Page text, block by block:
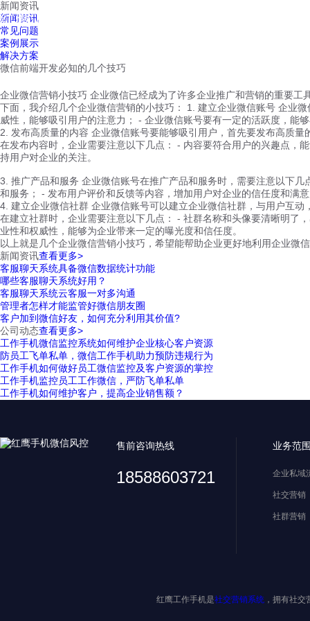
红鹰工作手机
新闻资讯
新闻资讯
常见问题
案例展示
解决方案
微信前端开发必知的几个技巧
企业微信营销小技巧 企业微信已经成为了许多企业推广和营销的重要
下面，我介绍几个企业微信营销的小技巧： 1. 建立企业微信账号 企业
威性，能够吸引用户的注意力； - 企业微信账号要有一定的活跃度，能
2. 发布高质量的内容 企业微信账号要能够吸引用户，首先要发布高质量
在发布内容时，企业需要注意以下几点： - 内容要符合用户的兴趣点，
持用户对企业的关注。
3. 推广产品和服务 企业微信账号在推广产品和服务时，需要注意以下
和服务； - 发布用户评价和反馈等内容，增加用户对企业的信任度和满
4. 建立企业微信社群 企业微信账号可以建立企业微信社群，与用户互动
在建立社群时，企业需要注意以下几点： - 社群名称和头像要清晰明了
业性和权威性，能够为企业带来一定的曝光度和信任度。
以上就是几个企业微信营销小技巧，希望能帮助企业更好地利用企业微
新闻资讯查看更多>
客服聊天系统具备微信数据统计功能
哪些客服聊天系统好用？
客服聊天系统云客服一对多沟通
管理者怎样才能监管好微信朋友圈
客户加到微信好友，如何充分利用其价值?
公司动态查看更多>
工作手机微信监控系统如何维护企业核心客户资源
防员工飞单私单，微信工作手机助力预防违规行为
工作手机如何做好员工微信监控及客户资源的掌控
工作手机监控员工工作微信，严防飞单私单
工作手机如何维护客户，提高企业销售额？
售前咨询热线
18588603721
业务范
企业私域
社交营销
社群营销
红鹰工作手机是社交营销系统 ，拥有社